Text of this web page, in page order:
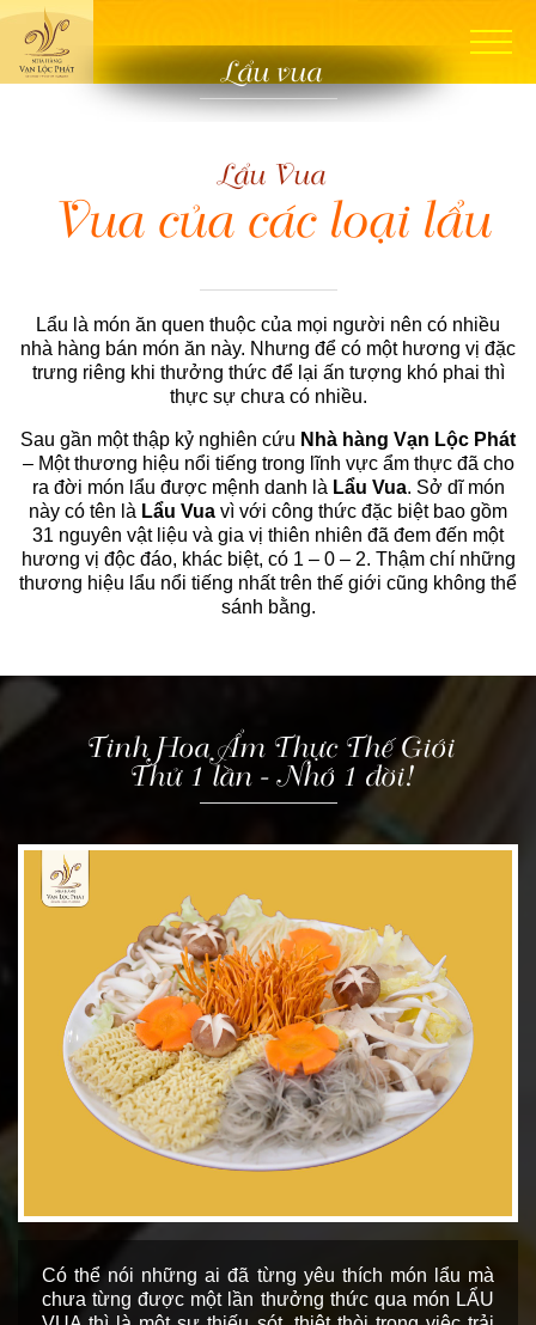
Lẩu vua
Lẩu Vua
Vua của các loại lẩu
Lẩu là món ăn quen thuộc của mọi người nên có nhiều
nhà hàng bán món ăn này. Nhưng để có một hương vị đặc
trưng riêng khi thưởng thức để lại ấn tượng khó phai thì
thực sự chưa có nhiều.
Sau gần một thập kỷ nghiên cứu Nhà hàng Vạn Lộc Phát
– Một thương hiệu nổi tiếng trong lĩnh vực ẩm thực đã cho
ra đời món lẩu được mệnh danh là Lẩu Vua. Sở dĩ món
này có tên là Lẩu Vua vì với công thức đặc biệt bao gồm
31 nguyên vật liệu và gia vị thiên nhiên đã đem đến một
hương vị độc đáo, khác biệt, có 1 – 0 – 2. Thậm chí những
thương hiệu lẩu nổi tiếng nhất trên thế giới cũng không thể
sánh bằng.
Tinh Hoa Ẩm Thực Thế Giới
Thử 1 lần - Nhớ 1 đời!
Có thể nói những ai đã từng yêu thích món lẩu mà
chưa từng được một lần thưởng thức qua món LẨU